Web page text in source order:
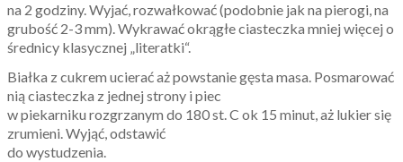
na 2 godziny. Wyjać, rozwałkować (podobnie jak na pierogi, na
grubość 2-3 mm). Wykrawać okrągłe ciasteczka mniej więcej o
średnicy klasycznej „literatki“.
Białka z cukrem ucierać aż powstanie gęsta masa. Posmarować
nią ciasteczka z jednej strony i piec
w piekarniku rozgrzanym do 180 st. C ok 15 minut, aż lukier się
zrumieni. Wyjąć, odstawić
do wystudzenia.